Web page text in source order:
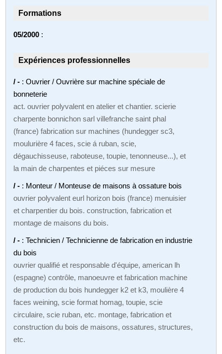
Formations
05/2000 :
Expériences professionnelles
/ - : Ouvrier / Ouvrière sur machine spéciale de
bonneterie
act. ouvrier polyvalent en atelier et chantier. scierie
charpente bonnichon sarl villefranche saint phal
(france) fabrication sur machines (hundegger sc3,
moulurière 4 faces, scie á ruban, scie,
dégauchisseuse, raboteuse, toupie, tenonneuse...), et
la main de charpentes et piéces sur mesure
/ - : Monteur / Monteuse de maisons à ossature bois
ouvrier polyvalent eurl horizon bois (france) menuisier
et charpentier du bois. construction, fabrication et
montage de maisons du bois.
/ - : Technicien / Technicienne de fabrication en industrie
du bois
ouvrier qualifié et responsable d'équipe, american lh
(espagne) contrôle, manoeuvre et fabrication machine
de production du bois hundegger k2 et k3, moulière 4
faces weining, scie format homag, toupie, scie
circulaire, scie ruban, etc. montage, fabrication et
construction du bois de maisons, ossatures, structures,
etc.